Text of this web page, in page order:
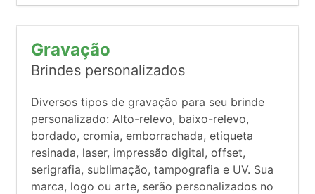
Gravação
Brindes personalizados
Diversos tipos de gravação para seu brinde
personalizado: Alto-relevo, baixo-relevo,
bordado, cromia, emborrachada, etiqueta
resinada, laser, impressão digital, offset,
serigrafia, sublimação, tampografia e UV. Sua
marca, logo ou arte, serão personalizados no